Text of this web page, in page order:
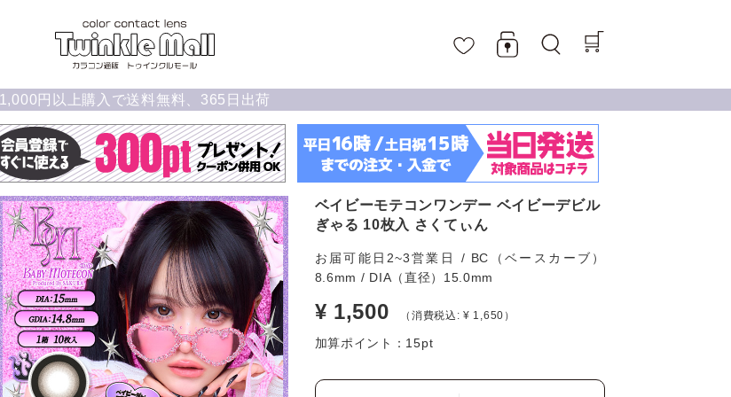
1,000円以上購入で送料無料、365日出荷
ベイビーモテコンワンデー ベイビーデビル
ぎゃる 10枚入 さくてぃん
お届可能日2~3営業日 / BC（ベースカーブ）
8.6mm / DIA（直径）15.0mm
¥ 1,500 （消費税込: ¥ 1,650）
加算ポイント： 15pt